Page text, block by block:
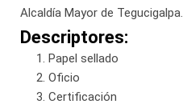
Alcaldía Mayor de Tegucigalpa.
Descriptores:
Papel sellado
Oficio
Certificación